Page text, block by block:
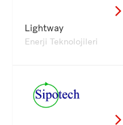
Lightway
Enerji Teknolojileri